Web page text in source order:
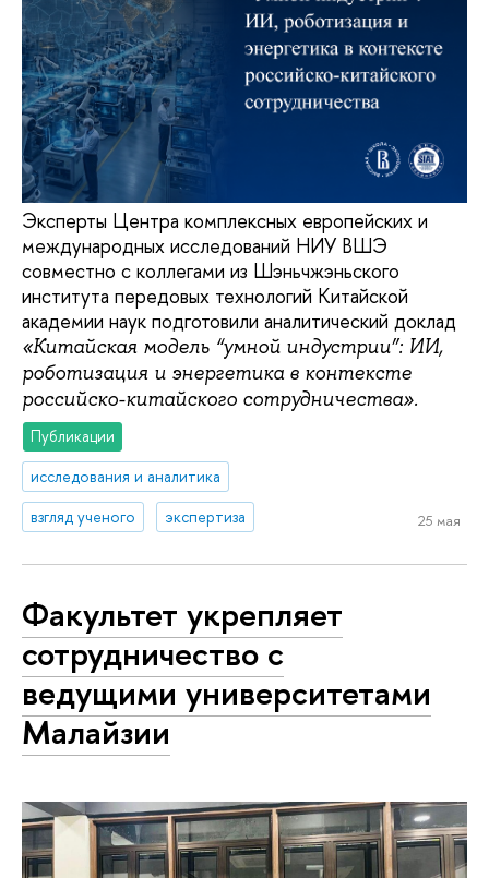
Эксперты Центра комплексных европейских и
международных исследований НИУ ВШЭ
совместно с коллегами из Шэньчжэньского
института передовых технологий Китайской
академии наук подготовили аналитический доклад
«Китайская модель “умной индустрии”: ИИ,
роботизация и энергетика в контексте
российско-китайского сотрудничества».
Публикации
исследования и аналитика
взгляд ученого
экспертиза 25 мая
Факультет укрепляет
сотрудничество с
ведущими университетами
Малайзии